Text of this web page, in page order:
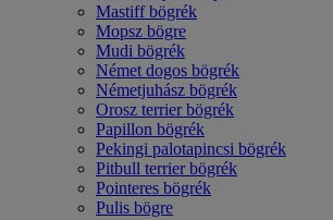
Mastiff bögrék
Mopsz bögre
Mudi bögrék
Német dogos bögrék
Németjuhász bögrék
Orosz terrier bögrék
Papillon bögrék
Pekingi palotapincsi bögrék
Pitbull terrier bögrék
Pointeres bögrék
Pulis bögre